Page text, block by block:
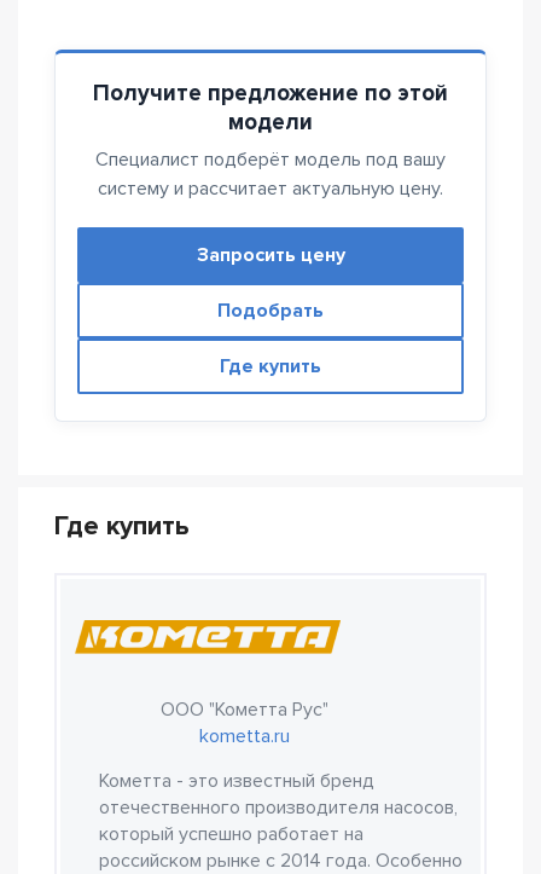
Получите предложение по этой
модели
Специалист подберёт модель под вашу
систему и рассчитает актуальную цену.
Запросить цену
Подобрать
Где купить
Где купить
ООО "Кометта Рус"
kometta.ru
Кометта - это известный бренд
отечественного производителя насосов,
который успешно работает на
российском рынке с 2014 года. Особенно